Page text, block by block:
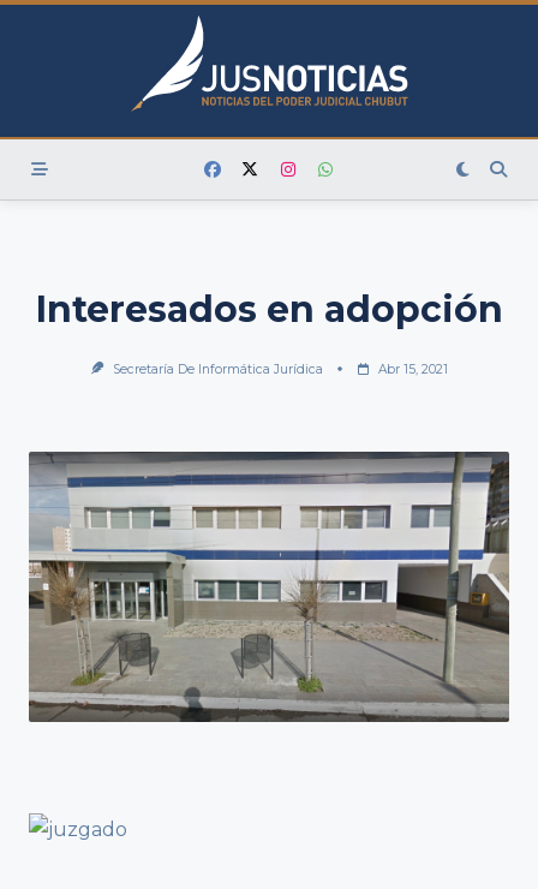
Skip
Interesados en adopción
Secretaría De Informática Jurídica Abr 15, 2021